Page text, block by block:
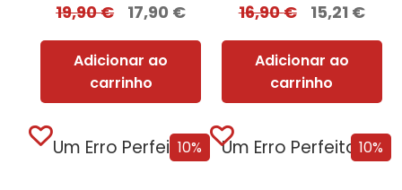
19,90€ 17,90 €
Adicionar ao
carrinho
16,90€ 15,21 €
Adicionar ao
carrinho
10%
Um Erro Perfeito 10%
Um Erro Perfeito – Edição com EDGES